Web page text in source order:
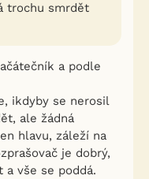
trochu smrdět
a podle
ikdyby se nerosil
ale žádná
hlavu, záleží na
je dobrý,
a vše se poddá.